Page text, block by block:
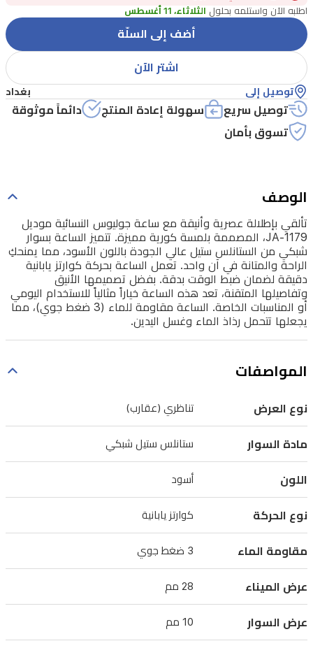
المصممة
بلمسة
كورية
مميزة.
تتميز
الساعة
بسوار
الستانلس
ستيل
عالي
الجودة
باللون
الأسود،
مما
يمنحكِ
الراحة
في
آن
واحد.
الساعة
بحركة
كوارتز
يابانية
دقيقة
لضمان
ضبط
الوقت
اطلبه الآن واستلمه بحلول الثلاثاء، 11 أغسطس
أضف إلى السلّة
اشتر الآن
توصيل إلى بغداد
توصيل سريع سهولة إعادة المنتج
دائماً موثوقة
تسوق بأمان
الوصف
تألقي بإطلالة عصرية وأنيقة مع ساعة جوليوس النسائية موديل
JA-1179، المصممة بلمسة كورية مميزة. تتميز الساعة بسوار
شبكي من الستانلس ستيل عالي الجودة باللون الأسود، مما يمنحكِ
الراحة والمتانة في آن واحد. تعمل الساعة بحركة كوارتز يابانية
دقيقة لضمان ضبط الوقت بدقة. بفضل تصميمها الأنيق
وتفاصيلها المتقنة، تعد هذه الساعة خياراً مثالياً للاستخدام اليومي
أو المناسبات الخاصة. الساعة مقاومة للماء (3 ضغط جوي)، مما
يجعلها تتحمل رذاذ الماء وغسل اليدين.
المواصفات
نوع العرض تناظري (عقارب)
مادة السوار ستانلس ستيل شبكي
اللون أسود
نوع الحركة كوارتز يابانية
مقاومة الماء 3 ضغط جوي
عرض الميناء 28 مم
عرض السوار 10 مم